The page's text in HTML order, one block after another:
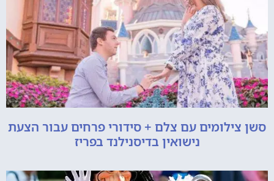
סשן צילומים עם צלם + סידורי פרחים עבור הצעת
נישואין בדיסנילנד בפריז